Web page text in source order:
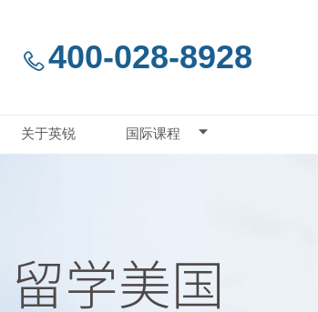
400-028-8928
关于英锐 国际课程